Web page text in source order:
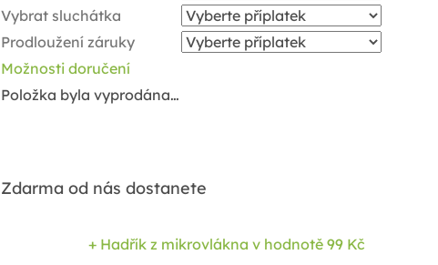
Vybrat sluchátka
Prodloužení záruky
Možnosti doručení
Položka byla vyprodána…
Zdarma od nás dostanete
+ Hadřík z mikrovlákna v hodnotě 99 Kč